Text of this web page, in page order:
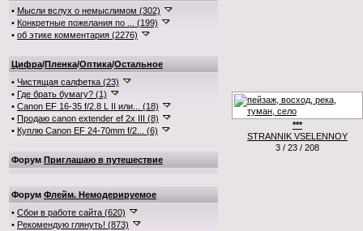
• Мысли вслух о немыслимом (302)
• Конкретные пожелания по ... (199)
• об этике комментария (2276)
Цифра/Пленка/Оптика/Остальное
• Чистящая салфетка (23)
• Где брать бумагу? (1)
• Canon EF 16-35 f/2.8 L II или... (18)
• Продаю canon extender ef 2x III (8)
• Куплю Canon EF 24-70mm f/2... (6)
Форум Приглашаю в путешествие
Форум Флейм. Немодерируемое
• Сбои в работе сайта (620)
• Рекомендую глянуть! (873)
***
STRANNIK VSELENNOY
3 / 23 / 208